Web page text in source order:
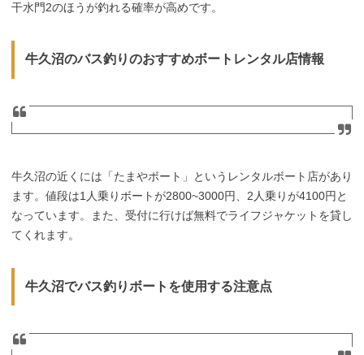
干水門2のほうが釣れる確率が高めです。
牛久沼のバス釣りのおすすめボートレンタル店情報
牛久沼の近くには「たまやボート」というレンタルボート店があり
ます。値段は1人乗りボートが2800~3000円、2人乗りが4100円と
なっています。また、受付に行けば無料でライフジャケットを貸し
てくれます。
牛久沼でバス釣りボートを使用する注意点